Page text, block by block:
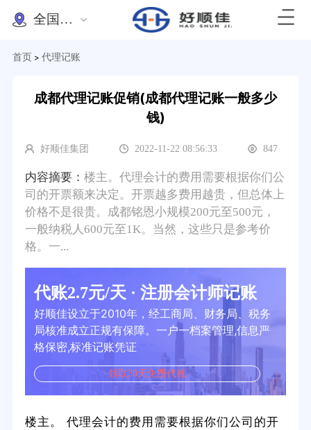
全国办理
首页 > 代理记账
成都代理记账促销(成都代理记账一般多少
钱)
好顺佳集团 2022-11-22 08:56:33 847
内容摘要： 楼主。代理会计的费用需要根据你们公
司的开票额来决定。开票越多费用越贵，但总体上
价格不是很贵。成都铭恩小规模200元至500元，
一般纳税人600元至1K。当然，这些只是参考价
格。一...
代账2.7元/天 · 注册会计师记账
好顺佳设立于2010年，经工商局、财务局、税务
局核准成立正规有保障。一户一档案管理,信息严
格保密,标准记账凭证
领取30天免费代账
楼主。 代理会计的费用需要根据你们公司的开